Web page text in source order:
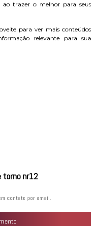
ao trazer o melhor para seus
para ver mais conteúdos
relevante para sua
torno nr12
contato por email.